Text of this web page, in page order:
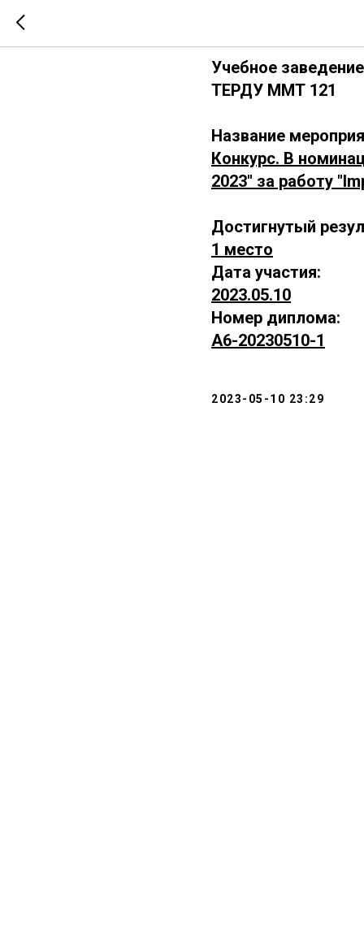
Учебное
ТЕРДУ ММТ 121
Название
Конкурс. В
2023" за работу
Достигнутый
1 место
Дата участия:
2023.05.10
Номер диплома:
А6-20230510-1
2023-05-10 23:29